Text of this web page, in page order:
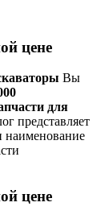
цене
Вы
для
представляет
наименование
цене